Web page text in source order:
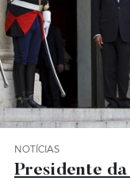
Categoria Notícias
NOTÍCIAS
Presidente